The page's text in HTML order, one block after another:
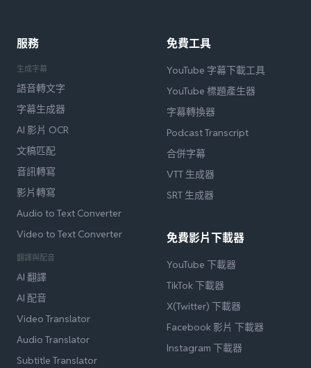
服務
生成字幕
語音轉文字
字幕生成器
AI 影片 OCR
文稿匹配
音訊轉寫
影片轉寫
Audio to Text Converter
Video to Text Converter
翻譯與配音
AI 翻譯
AI 配音
Video Translator
Audio Translator
Subtitle Translator
免費工具
YouTube 字幕下載工具
YouTube 標題產生器
字幕轉換器
Podcast Transcript
合併字幕
VTT 生成器
SRT 生成器
免費影片下載器
YouTube 下載器
TikTok 下載器
X(Twitter) 下載器
Facebook 影片 下載器
Instagram 下載器